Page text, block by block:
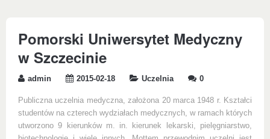
Pomorski Uniwersytet Medyczny
w Szczecinie
admin 2015-02-18 Uczelnia 0
Publiczna uczelnia medyczna, założona 20 marca 1948 r. Kształci
studentów na czterech wydziałach medycznych, w ramach których
utworzono 9 kierunków m. in. kierunek lekarski, pielęgniarstwo,